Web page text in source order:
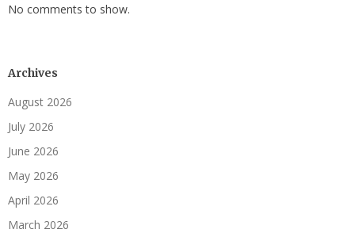
No comments to show.
Archives
August 2026
July 2026
June 2026
May 2026
April 2026
March 2026